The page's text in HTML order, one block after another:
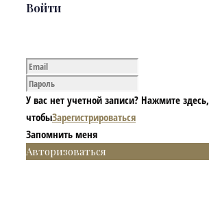
Войти
У вас нет учетной записи? Нажмите здесь,
чтобыЗарегистрироваться
Запомнить меня
Авторизоваться